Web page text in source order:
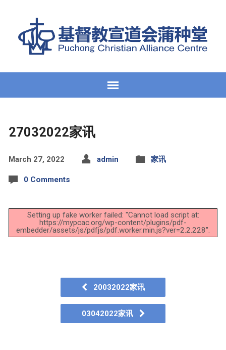
27032022家讯
March 27, 2022 admin 家讯
0 Comments
Setting up fake worker failed: "Cannot load script at:
https://mypcac.org/wp-content/plugins/pdf-
embedder/assets/js/pdfjs/pdf.worker.min.js?ver=2.2.228".
20032022家讯
03042022家讯